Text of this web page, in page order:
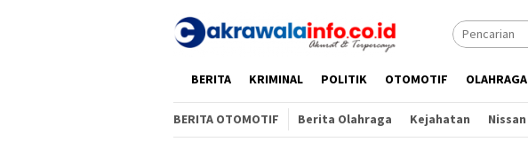
HOMEBERITA KRIMINAL POLITIK OTOMOTIF OLAHRAGA
BERITA OTOMOTIF Berita Olahraga Kejahatan Nissan